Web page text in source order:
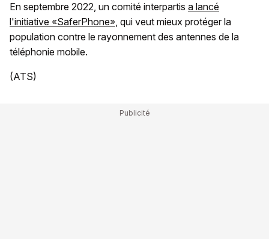
En septembre 2022, un comité interpartis a lancé
l'initiative «SaferPhone», qui veut mieux protéger la
population contre le rayonnement des antennes de la
téléphonie mobile.
(ATS)